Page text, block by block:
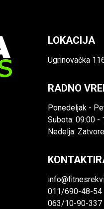
LOKACIJA
Ugrinovačka
RADNO
Ponedeljak -
Subota: 09:00 -
Nedelja:
011/690-48-54
063/10-90-337